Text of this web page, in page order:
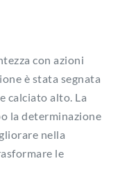
con azioni
è stata segnata
calciato alto. La
la determinazione
nella
le